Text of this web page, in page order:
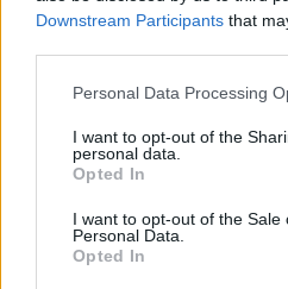
Downstream Participants that
Please note that this website/
not limited to your visit or usage
grant or deny consent to Google
use your data for below
consent section.
Personal Data Processing
I want to opt-out of the
personal data.
Opted In
I want to opt-out of the Sale
Personal Data.
Opted In
Pokorny Lia és Őze Áron a
előadásában (forrás:
Claude Magnier:
Június 10., 19:00, Kodály
Claude Magnier